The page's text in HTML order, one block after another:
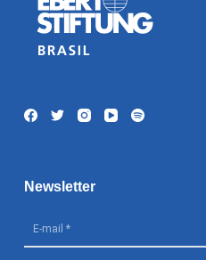
Newsletter